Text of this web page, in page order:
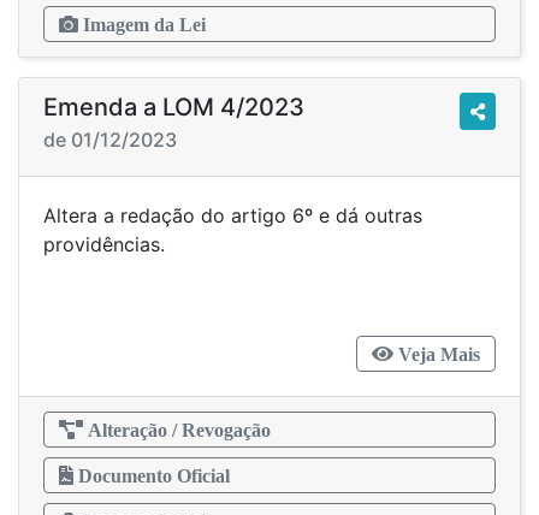
Imagem da Lei
Emenda a LOM 4/2023
de 01/12/2023
Altera a redação do artigo 6º e dá outras
providências.
Veja Mais
Alteração / Revogação
Documento Oficial